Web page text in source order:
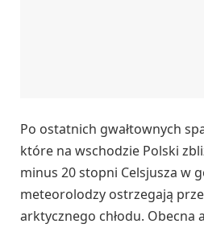
Po ostatnich gwałtownych
które na wschodzie Polski
minus 20 stopni Celsjusza w
meteorolodzy ostrzegają
arktycznego chłodu. Obecna